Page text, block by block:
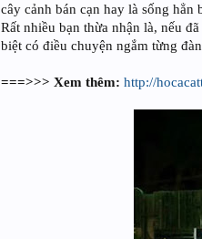
cây cảnh bán cạn hay là sống hẳn
Rất nhiều bạn thừa nhận là, nếu
biệt có điều chuyện ngắm từng
===>>> Xem thêm: http://